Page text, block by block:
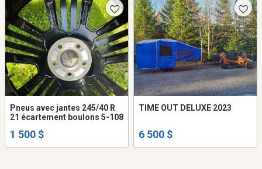
Pneus avec jantes 245/40 R
21 écartement boulons 5-108
1 500 $
TIME OUT DELUXE 2023
6 500 $